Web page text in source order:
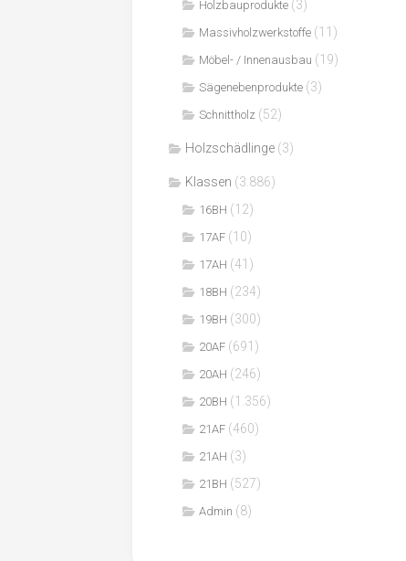
Holzbauprodukte (3)
Massivholzwerkstoffe (11)
Möbel- / Innenausbau (19)
Sägenebenprodukte (3)
Schnittholz (52)
Holzschädlinge (3)
Klassen (3.886)
16BH (12)
17AF (10)
17AH (41)
18BH (234)
19BH (300)
20AF (691)
20AH (246)
20BH (1.356)
21AF (460)
21AH (3)
21BH (527)
Admin (8)